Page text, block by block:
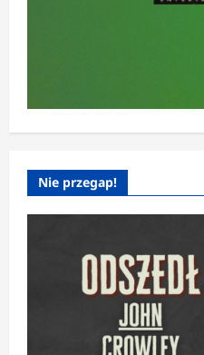
Nie przegap!